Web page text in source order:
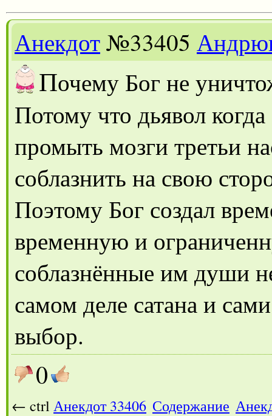
Анекдот№33405
Почему Бог не
Потому что дьявол
промыть мозги третьи
соблазнить на свою
Поэтому Бог создал
временную и
соблазнённые им души
самом деле сатана и
выбор.
0
← ctrl Анекдот 33406 Содержание